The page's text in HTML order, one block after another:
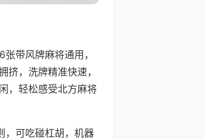
带风牌麻将通用，
，洗牌精准快速，
，轻松感受北方麻将
，可吃碰杠胡，机器